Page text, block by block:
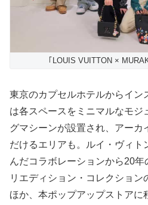
｢LOUIS VUITTON ×
東京のカプセルホテルからイン
は各スペースをミニマルなモジ
グマシーンが設置され、アーカ
だけるエリアも。ルイ・ヴィト
んだコラボレーションから20年
リエディション・コレクション
ほか、本ポップアップストアに